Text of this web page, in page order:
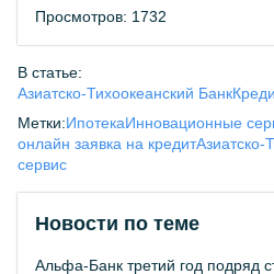
Просмотров: 1732
В статье:
Азиатско-Тихоокеанский Банк
Метки:ИпотекаИнновационные
онлайн заявка на кредитАзиатско-
сервис
Новости по теме
Альфа-Банк третий год подряд